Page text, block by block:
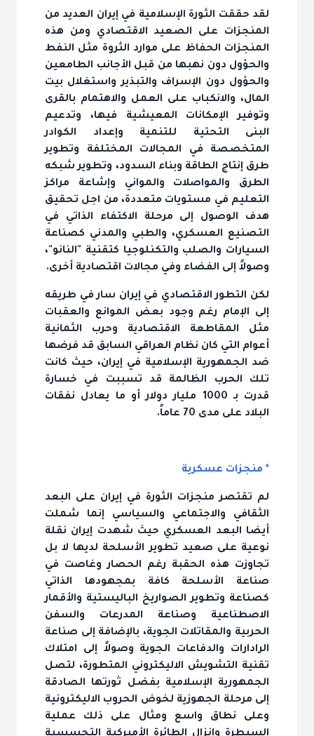
لقد حققت الثورة الإسلامية في إيران العديد من
المنجزات على الصعيد الاقتصادي ومن هذه
المنجزات الحفاظ على موارد الثروة مثل النفط
والحؤول دون نهبها من قبل الأجانب الطامعين
والحؤول دون الإسراف والتبذير واستغلال بيت
المال، والانكباب على العمل والاهتمام بالقرى
وتوفير الإمكانات المعيشية فيها، وتدعيم
البنى التحتية للتنمية وإعداد الكوادر
المتخصصة في المجالات المختلفة وتطوير
طرق إنتاج الطاقة وبناء السدود، وتطوير شبكه
الطرق والمواصلات والمواني وإشاعة مراكز
التعليم في مستويات متعددة، من اجل تحقيق
هدف الوصول إلى مرحلة الاكتفاء الذاتي في
التصنيع العسكري، والطبي والمدني كصناعة
السيارات والصلب والتكنلوجيا كتقنية "النانو"،
وصولاً إلى الفضاء وفي مجالات اقتصادية أخرى.
لكن التطور الاقتصادي في إيران سار في طريقه
إلى الإمام رغم وجود بعض الموانع والعقبات
مثل المقاطعة الاقتصادية وحرب الثمانية
أعوام التي كان نظام العراقي السابق قد فرضها
ضد الجمهورية الإسلامية في إيران، حيث كانت
تلك الحرب الظالمة قد تسببت في خسارة
قدرت بـ 1000 مليار دولار أو ما يعادل نفقات
البلاد على مدى 70 عاماً.
* منجزات عسكرية
لم تقتصر منجزات الثورة في إيران على البعد
الثقافي والاجتماعي والسياسي إنما شملت
أيضا البعد العسكري حيث شهدت إيران نقلة
نوعية على صعيد تطوير الأسلحة لديها لا بل
تجاوزت هذه الحقبة رغم الحصار وغاصت في
صناعة الأسلحة كافة بمجهودها الذاتي
كصناعة وتطوير الصواريخ الباليستية والأقمار
الاصطناعية وصناعة المدرعات والسفن
الحربية والمقاتلات الجوية، بالإضافة إلى صناعة
الرادارات والدفاعات الجوية وصولاً إلى امتلاك
تقنية التشويش الاليكتروني المتطورة، لتصل
الجمهورية الإسلامية بفضل ثورتها الصادقة
إلى مرحلة الجهوزية لخوض الحروب الاليكترونية
وعلى نطاق واسع ومثال على ذلك عملية